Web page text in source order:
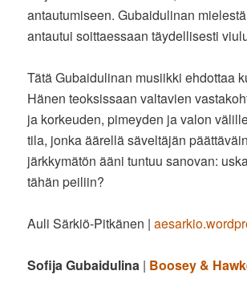
antautumiseen. Gubaidulinan
antautui soittaessaan täydellisesti
Tätä Gubaidulinan musiikki ehdottaa
Hänen teoksissaan valtavien
ja korkeuden, pimeyden ja valon
tila, jonka äärellä säveltäjän
järkkymätön ääni tuntuu sanovan:
tähän peiliin?
Auli Särkiö-Pitkänen |
Sofija Gubaidulina | Boosey &